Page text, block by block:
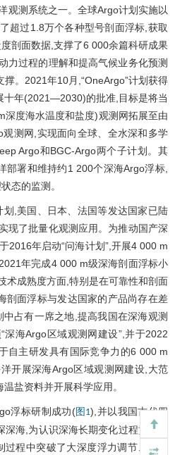
观测系统之一。全球Argo计划实施以
超过1.8万个各种型号剖面浮标,获取
剖面数据,支撑了6 000余篇科研成果
力过程的理解和提高气候业务化预测
。2021年10月,“OneArgo”计划获得
十年(2021—2030)的批准,目标是将当
深度海水温度和盐度)观测网拓展至由
测网,实现面向全球、全水深和多学
Argo和BGC-Argo两个子计划。其
部署和维持约1 200个深海Argo浮标,
态的监测。
,美国、日本、法国等发达国家已陆
现了批量化观测应用。为推动国产深
2016年启动“问海计划”,开展4 000 m
年完成4 000 m级深海剖面浮标小
术成熟度方面,特别是在可靠性和剖面
剖面浮标与发达国家的产品尚存在差
占有一席之地,提高我国在深海观测
海Argo区域观测网建设”,并于2022
自主研发具有国际竞争力的6 000 m
开展深海Argo区域观测网建设,大范
盐资料并开展科学应用。
浮标研制成功(图1),并以我国古代四
深海,为认识深海长期变化过程贡献中
过程中突破了大深度浮力调节、浮力